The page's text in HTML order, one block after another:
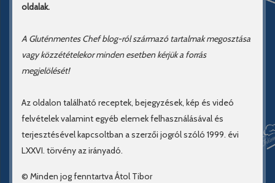
oldalak.
A Gluténmentes Chef blog-ról származó tartalmak megosztása
vagy közzétételekor minden esetben kérjük a forrás
megjelölését!
Az oldalon található receptek, bejegyzések, kép és videó
felvételek valamint egyéb elemek felhasználásával és
terjesztésével kapcsoltban a szerzői jogról szóló 1999. évi
LXXVI. törvény az irányadó.
© Minden jog fenntartva Átol Tibor